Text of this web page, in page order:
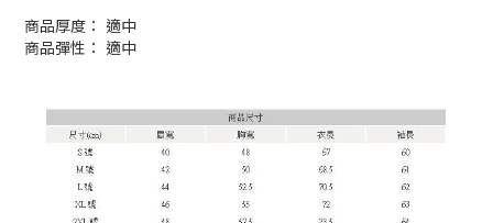
商品厚度： 適中
商品彈性： 適中